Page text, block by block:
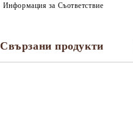
Информация за Съответствие
Свързани продукти